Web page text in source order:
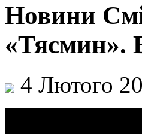
Новини
«Тясмин».
4 Лютого